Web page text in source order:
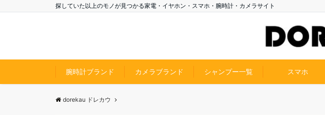
探していた以上のモノが見つかる家電・イヤホン・スマホ・腕時計・カメラサイト
腕時計ブランド カメラブランド シャンプー一覧 スマホ
dorekau ドレカウ